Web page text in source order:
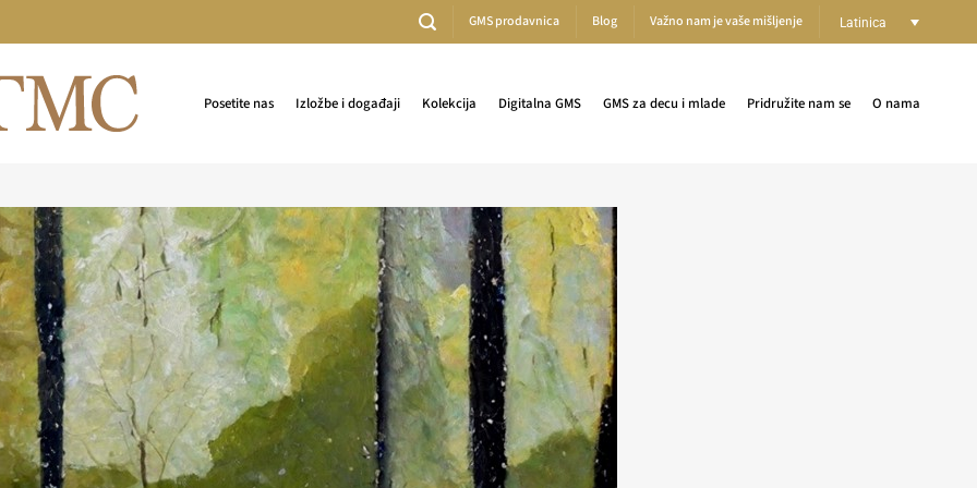
GMS prodavnica Blog Važno nam je vaše mišljenje Latinica
Posetite nas Izložbe i događaji Kolekcija Digitalna GMS GMS za decu i mlade Pridružite nam se O nama